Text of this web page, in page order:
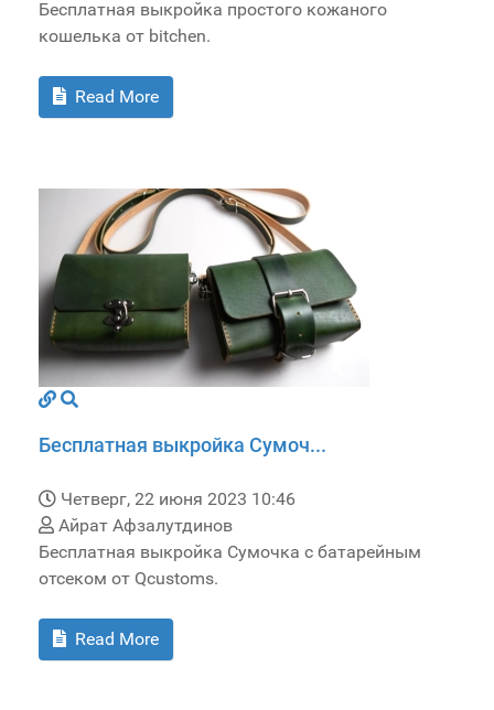
Бесплатная выкройка простого кожаного
кошелька от bitchen.
Read More
Бесплатная выкройка Сумоч...
Четверг, 22 июня 2023 10:46
Айрат Афзалутдинов
Бесплатная выкройка Сумочка с батарейным
отсеком от Qcustoms.
Read More